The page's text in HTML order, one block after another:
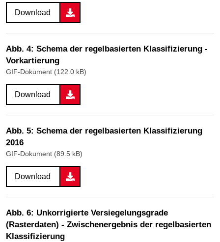
Download
Abb. 4: Schema der regelbasierten Klassifizierung -
Vorkartierung
GIF-Dokument (122.0 kB)
Download
Abb. 5: Schema der regelbasierten Klassifizierung
2016
GIF-Dokument (89.5 kB)
Download
Abb. 6: Unkorrigierte Versiegelungsgrade
(Rasterdaten) - Zwischenergebnis der regelbasierten
Klassifizierung